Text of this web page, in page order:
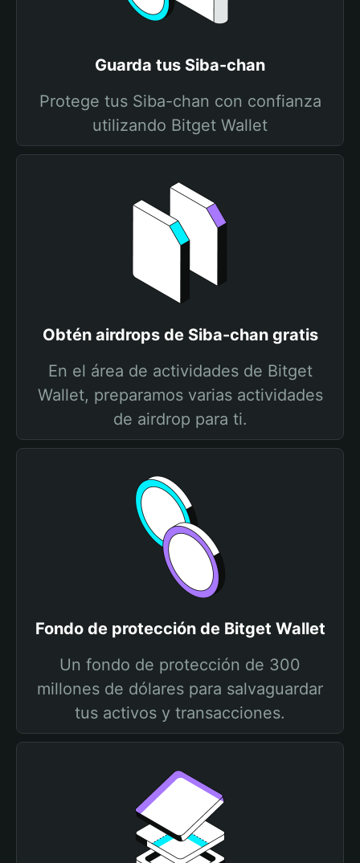
Guarda tus Siba-chan
Protege tus Siba-chan con confianza
utilizando Bitget Wallet
Obtén airdrops de Siba-chan gratis
En el área de actividades de Bitget
Wallet, preparamos varias actividades
de airdrop para ti.
Fondo de protección de Bitget Wallet
Un fondo de protección de 300
millones de dólares para salvaguardar
tus activos y transacciones.